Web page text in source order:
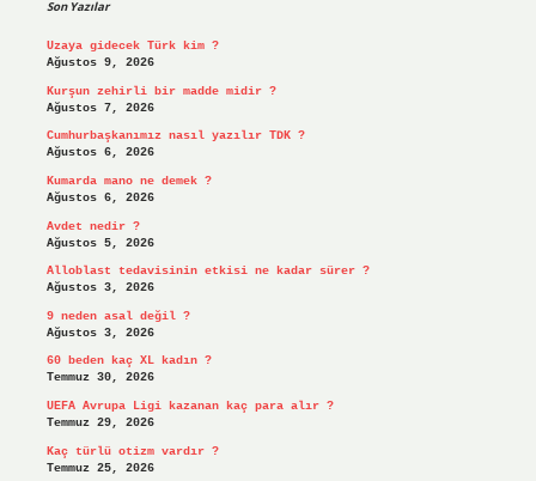
Son Yazılar
Uzaya gidecek Türk kim ?
Ağustos 9, 2026
Kurşun zehirli bir madde midir ?
Ağustos 7, 2026
Cumhurbaşkanımız nasıl yazılır TDK ?
Ağustos 6, 2026
Kumarda mano ne demek ?
Ağustos 6, 2026
Avdet nedir ?
Ağustos 5, 2026
Alloblast tedavisinin etkisi ne kadar sürer ?
Ağustos 3, 2026
9 neden asal değil ?
Ağustos 3, 2026
60 beden kaç XL kadın ?
Temmuz 30, 2026
UEFA Avrupa Ligi kazanan kaç para alır ?
Temmuz 29, 2026
Kaç türlü otizm vardır ?
Temmuz 25, 2026